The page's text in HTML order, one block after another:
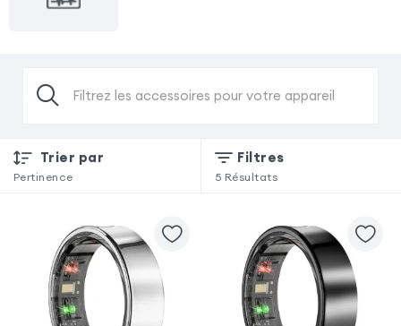
Filtrez les accessoires pour votre appareil
Trier par
Pertinence
Filtres
5 Résultats